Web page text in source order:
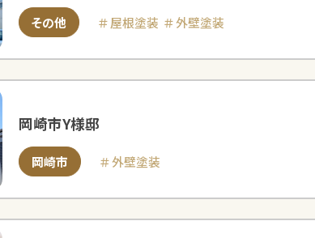
その他 屋根塗装 外壁塗装
岡崎市Y様邸
岡崎市 外壁塗装